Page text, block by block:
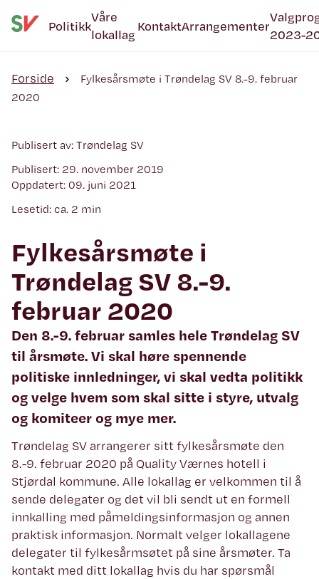
Politikk
Våre
lokallag
KontaktArrangementer
2023-
Forside
Fylkesårsmøte i Trøndelag SV 8.-9. februar
2020
Publisert av: Trøndelag SV
Publisert: 29. november 2019
Oppdatert: 09. juni 2021
Lesetid: ca. 2 min
Fylkesårsmøte i
Trøndelag SV 8.-9.
februar 2020
Den 8.-9. februar samles hele Trøndelag SV
til årsmøte. Vi skal høre spennende
politiske innledninger, vi skal vedta politikk
og velge hvem som skal sitte i styre, utvalg
og komiteer og mye mer.
Trøndelag SV arrangerer sitt fylkesårsmøte den
8.-9. februar 2020 på Quality Værnes hotell i
Stjørdal kommune. Alle lokallag er velkommen til å
sende delegater og det vil bli sendt ut en formell
innkalling med påmeldingsinformasjon og annen
praktisk informasjon. Normalt velger lokallagene
delegater til fylkesårmsøtet på sine årsmøter. Ta
kontakt med ditt lokallag hvis du har spørsmål